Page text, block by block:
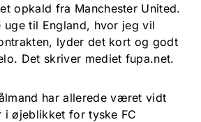
opkald fra Manchester United.
til England, hvor jeg vil
lyder det kort og godt
Det skriver mediet fupa.net.
har allerede været vidt
i øjeblikket for tyske FC